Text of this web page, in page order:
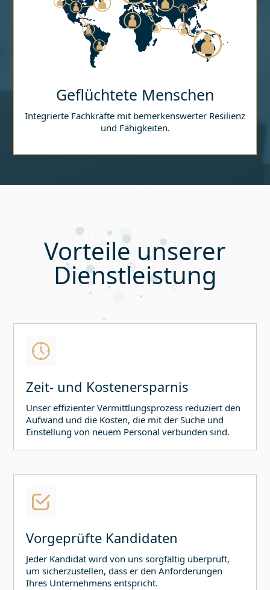
Geflüchtete Menschen
Integrierte Fachkräfte mit bemerkenswerter Resilienz
und Fähigkeiten.
Vorteile unserer
Dienstleistung
Zeit- und Kostenersparnis
Unser effizienter Vermittlungsprozess reduziert den
Aufwand und die Kosten, die mit der Suche und
Einstellung von neuem Personal verbunden sind.
Vorgeprüfte Kandidaten
Jeder Kandidat wird von uns sorgfältig überprüft,
um sicherzustellen, dass er den Anforderungen
Ihres Unternehmens entspricht.